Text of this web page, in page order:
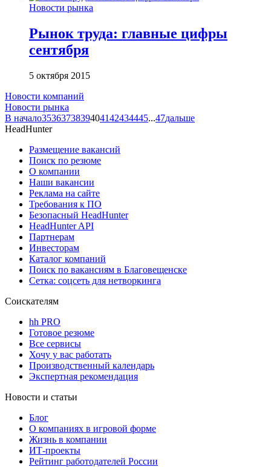
Новости рынка
Рынок труда: главные цифры
сентября
5 октября 2015
Новости компаний
Новости рынка
В начало3536373839404142434445...47дальше
HeadHunter
Размещение вакансий
Поиск по резюме
О компании
Наши вакансии
Реклама на сайте
Требования к ПО
Безопасный HeadHunter
HeadHunter API
Партнерам
Инвесторам
Каталог компаний
Поиск по вакансиям в Благовещенске
Сетка: соцсеть для нетворкинга
Соискателям
hh PRO
Готовое резюме
Все сервисы
Хочу у вас работать
Производственный календарь
Экспертная рекомендация
Новости и статьи
Блог
О компаниях в игровой форме
Жизнь в компании
ИТ-проекты
Рейтинг работодателей России